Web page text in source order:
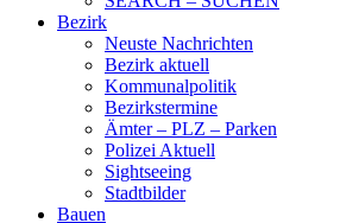
Bezirk
Neuste Nachrichten
Bezirk aktuell
Kommunalpolitik
Bezirkstermine
Ämter – PLZ – Parken
Polizei Aktuell
Sightseeing
Stadtbilder
Bauen